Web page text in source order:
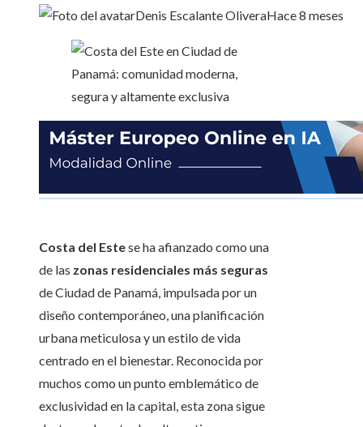
Denis Escalante OliveraHace 8 meses
Costa del Estese ha afianzado como una
de las zonas residenciales más seguras
de Ciudad de Panamá, impulsada por un
diseño contemporáneo, una planificación
urbana meticulosa y un estilo de vida
centrado en el bienestar. Reconocida por
muchos como un punto emblemático de
exclusividad en la capital, esta zona sigue